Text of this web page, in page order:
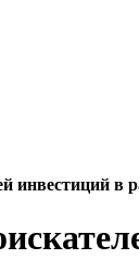
инвестиций